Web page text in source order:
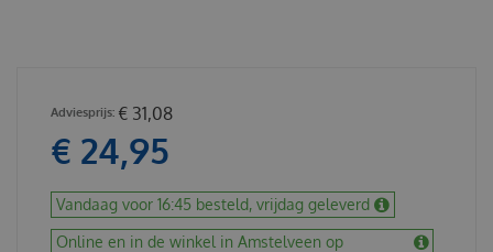
€ 31,08
€ 24,95
Vandaag voor 16:45 besteld, vrijdag geleverd
Online en in de winkel in Amstelveen op